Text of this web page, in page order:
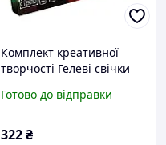
Комплект креативної
творчості Гелеві свічки
інтер'єру GS-02-02
Готово до відправки
322₴